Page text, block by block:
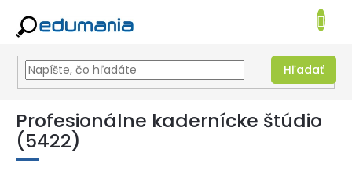
Prejsť
obsah
Hľadať
KOŠÍK
Profesionálne kadernícke štúdio
(5422)